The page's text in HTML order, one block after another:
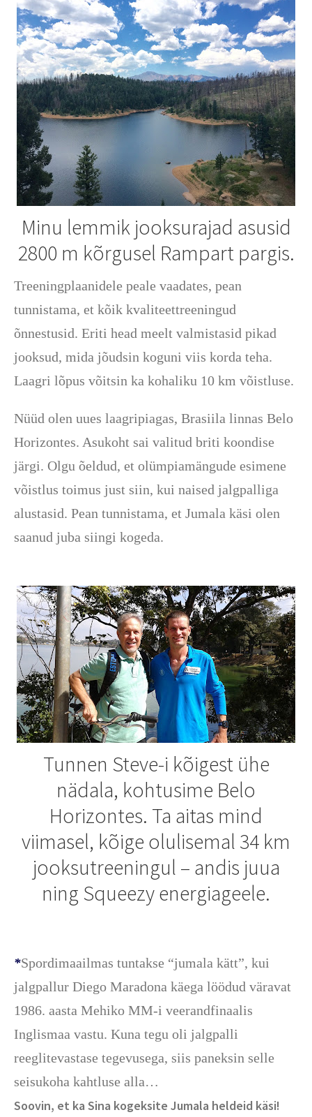
Minu lemmik jooksurajad asusid
2800 m kõrgusel Rampart pargis.
Treeningplaanidele peale vaadates, pean
tunnistama, et kõik kvaliteettreeningud
õnnestusid. Eriti head meelt valmistasid pikad
jooksud, mida jõudsin koguni viis korda teha.
Laagri lõpus võitsin ka kohaliku 10 km võistluse.
Nüüd olen uues laagripiagas, Brasiila linnas Belo
Horizontes. Asukoht sai valitud briti koondise
järgi. Olgu õeldud, et olümpiamängude esimene
võistlus toimus just siin, kui naised jalgpalliga
alustasid. Pean tunnistama, et Jumala käsi olen
saanud juba siingi kogeda.
Tunnen Steve-i kõigest ühe
nädala, kohtusime Belo
Horizontes. Ta aitas mind
viimasel, kõige olulisemal 34 km
jooksutreeningul – andis juua
ning Squeezy energiageele.
*Spordimaailmas tuntakse “jumala kätt”, kui
jalgpallur Diego Maradona käega löödud väravat
1986. aasta Mehiko MM-i veerandfinaalis
Inglismaa vastu. Kuna tegu oli jalgpalli
reeglitevastase tegevusega, siis paneksin selle
seisukoha kahtluse alla…
Soovin, et ka Sina kogeksite Jumala heldeid käsi!